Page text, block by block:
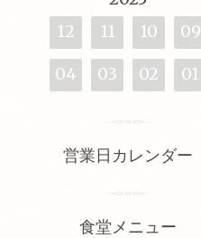
12
11 10 09
04 03 02 01
営業日カレンダー
食堂メニュー